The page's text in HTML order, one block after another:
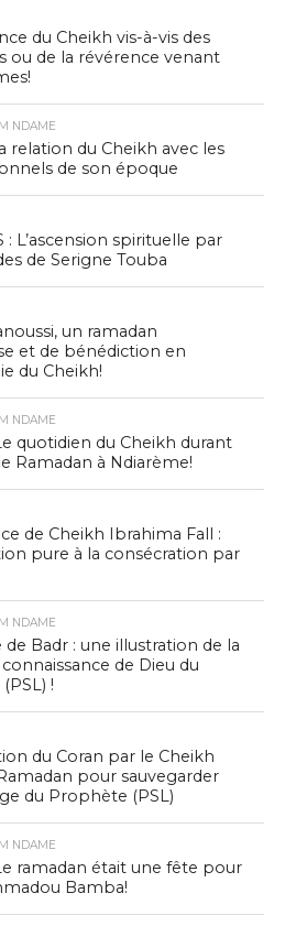
du Cheikh vis-à-vis des
ou de la révérence venant
NDAME
relation du Cheikh avec les
de son époque
: L’ascension spirituelle par
de Serigne Touba
un ramadan
et de bénédiction en
du Cheikh!
NDAME
quotidien du Cheikh durant
Ramadan à Ndiarème!
de Cheikh Ibrahima Fall :
pure à la consécration par
NDAME
de Badr : une illustration de la
de Dieu du
!
du Coran par le Cheikh
pour sauvegarder
du Prophète (PSL)
NDAME
ramadan était une fête pour
Bamba!